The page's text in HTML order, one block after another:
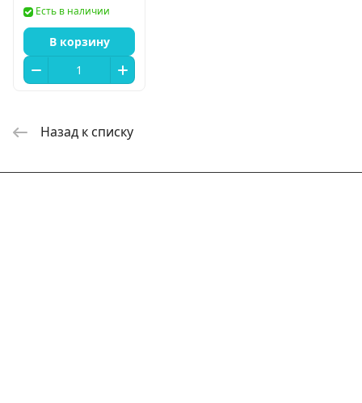
обратным
Есть в наличии
В корзину
Назад к списку